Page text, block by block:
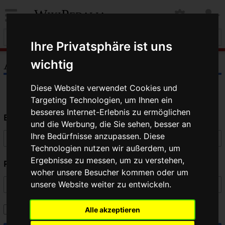
Ihre Privatsphäre ist uns
wichtig
Diese Website verwendet Cookies und
Targeting Technologien, um Ihnen ein
besseres Internet-Erlebnis zu ermöglichen
und die Werbung, die Sie sehen, besser an
Ihre Bedürfnisse anzupassen. Diese
Technologien nutzen wir außerdem, um
Ergebnisse zu messen, um zu verstehen,
woher unsere Besucher kommen oder um
unsere Website weiter zu entwickeln.
Alle akzeptieren
WikiPedalia
Anmelden
Benutzername
Passwort
Angemeldet bleiben